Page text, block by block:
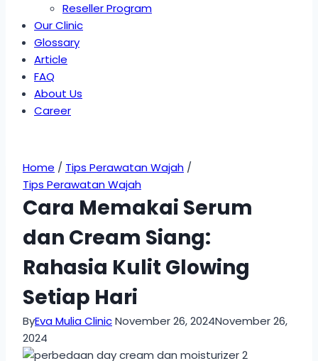
Reseller Program
Our Clinic
Glossary
Article
FAQ
About Us
Career
Home / Tips Perawatan Wajah /
Tips Perawatan Wajah
Cara Memakai Serum
dan Cream Siang:
Rahasia Kulit Glowing
Setiap Hari
ByEva Mulia ClinicNovember 26, 2024November 26,
2024